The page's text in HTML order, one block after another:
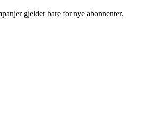
gjelder bare for nye abonnenter.